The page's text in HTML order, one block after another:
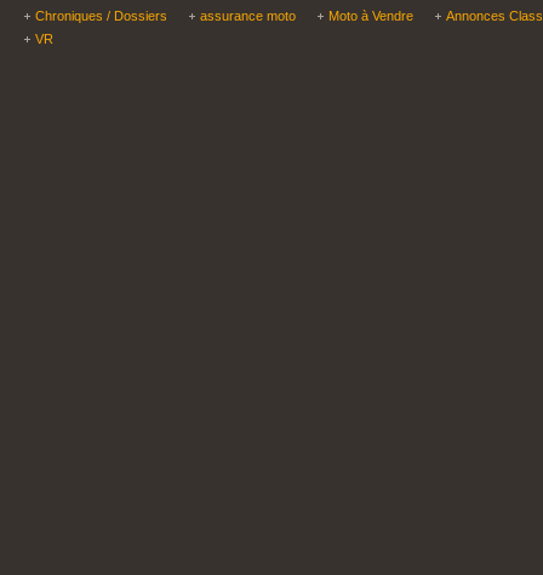
Chroniques / Dossiers assurance moto Moto à Vendre
Annonces
VR